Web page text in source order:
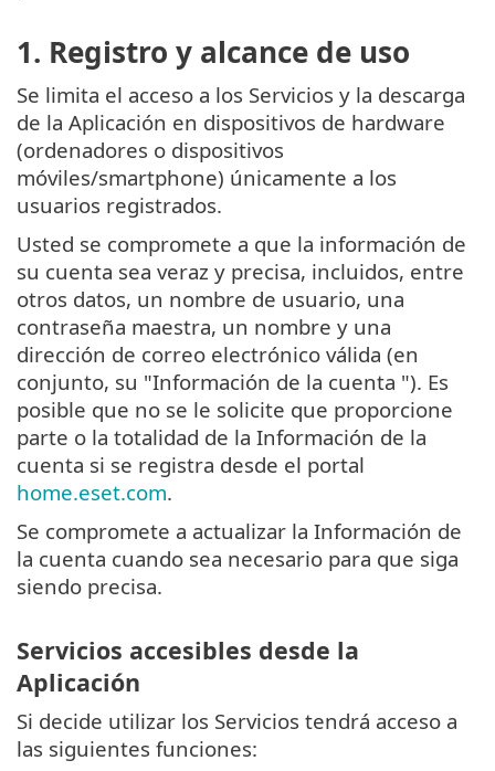
1. Registro y alcance de uso
Se limita el acceso a los Servicios y la descarga
de la Aplicación en dispositivos de hardware
(ordenadores o dispositivos
móviles/smartphone) únicamente a los
usuarios registrados.
Usted se compromete a que la información de
su cuenta sea veraz y precisa, incluidos, entre
otros datos, un nombre de usuario, una
contraseña maestra, un nombre y una
dirección de correo electrónico válida (en
conjunto, su "Información de la cuenta "). Es
posible que no se le solicite que proporcione
parte o la totalidad de la Información de la
cuenta si se registra desde el portal
home.eset.com.
Se compromete a actualizar la Información de
la cuenta cuando sea necesario para que siga
siendo precisa.
Servicios accesibles desde la
Aplicación
Si decide utilizar los Servicios tendrá acceso a
las siguientes funciones: